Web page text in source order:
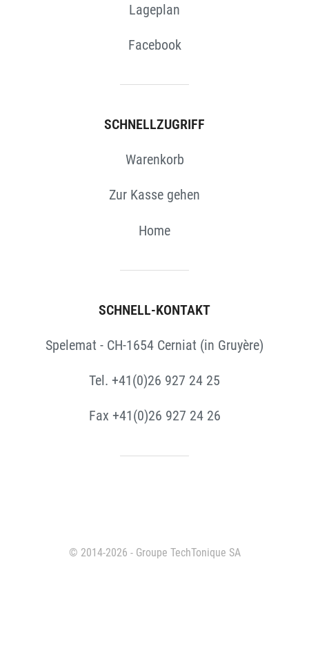
Lageplan
Facebook
SCHNELLZUGRIFF
Warenkorb
Zur Kasse gehen
Home
SCHNELL-KONTAKT
Spelemat - CH-1654 Cerniat (in Gruyère)
Tel. +41(0)26 927 24 25
Fax +41(0)26 927 24 26
© 2014-2026 - Groupe TechTonique SA